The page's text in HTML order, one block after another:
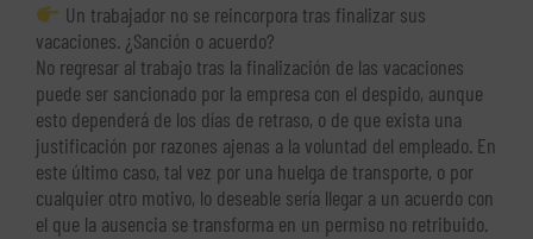
Un trabajador no se reincorpora tras finalizar sus
vacaciones. ¿Sanción o acuerdo?
No regresar al trabajo tras la finalización de las vacaciones
puede ser sancionado por la empresa con el despido, aunque
esto dependerá de los días de retraso, o de que exista una
justificación por razones ajenas a la voluntad del empleado. En
este último caso, tal vez por una huelga de transporte, o por
cualquier otro motivo, lo deseable sería llegar a un acuerdo con
el que la ausencia se transforma en un permiso no retribuido.